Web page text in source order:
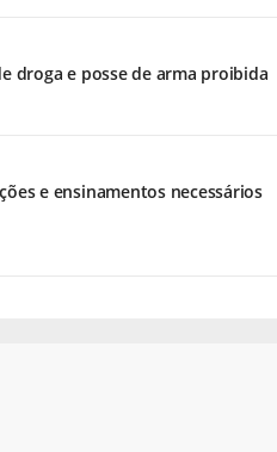
droga e posse de arma proibida
e ensinamentos necessários